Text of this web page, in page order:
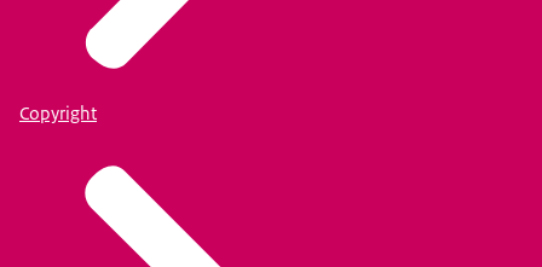
Copyright